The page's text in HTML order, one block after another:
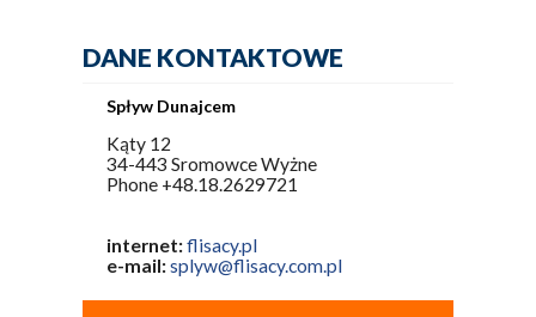
DANE KONTAKTOWE
Spływ Dunajcem
Kąty 12
34-443 Sromowce Wyżne
Phone +48.18.2629721
internet:flisacy.pl
e-mail:splyw@flisacy.com.pl